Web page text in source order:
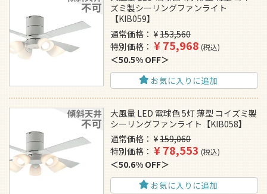
ズミ製シーリングファンライト
【KIB059】
通常価格
¥153,560
特別価格
¥75,968 税込
50.5% OFF
お気に入りに追加
大風量 LED 電球色 5灯 薄型 コイズミ製
シーリングファンライト【KIB058】
通常価格
¥159,060
特別価格
¥78,553 税込
50.6% OFF
お気に入りに追加